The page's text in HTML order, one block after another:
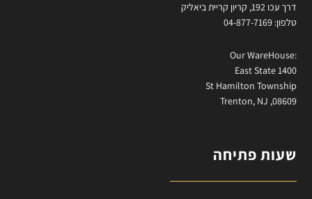
דרך עכו 192, קריון קריית ביאליק
טלפון: 04-877-7169
:Our WareHouse
East State 1400
St Hamilton Township
Trenton, NJ ,08609
שעות פתיחה